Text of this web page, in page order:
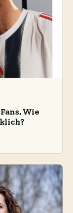
Wie